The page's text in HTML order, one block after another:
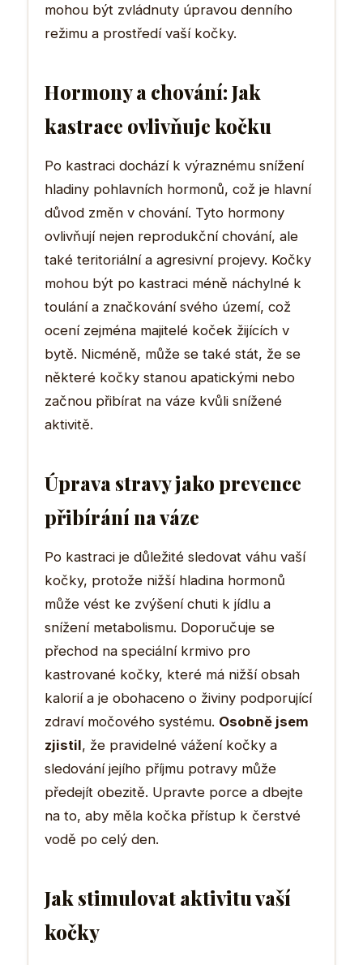
mohou být zvládnuty úpravou denního
režimu a prostředí vaší kočky.
Hormony a chování: Jak
kastrace ovlivňuje kočku
Po kastraci dochází k výraznému snížení
hladiny pohlavních hormonů, což je hlavní
důvod změn v chování. Tyto hormony
ovlivňují nejen reprodukční chování, ale
také teritoriální a agresivní projevy. Kočky
mohou být po kastraci méně náchylné k
toulání a značkování svého území, což
ocení zejména majitelé koček žijících v
bytě. Nicméně, může se také stát, že se
některé kočky stanou apatickými nebo
začnou přibírat na váze kvůli snížené
aktivitě.
Úprava stravy jako prevence
přibírání na váze
Po kastraci je důležité sledovat váhu vaší
kočky, protože nižší hladina hormonů
může vést ke zvýšení chuti k jídlu a
snížení metabolismu. Doporučuje se
přechod na speciální krmivo pro
kastrované kočky, které má nižší obsah
kalorií a je obohaceno o živiny podporující
zdraví močového systému. Osobně jsem
zjistil, že pravidelné vážení kočky a
sledování jejího příjmu potravy může
předejít obezitě. Upravte porce a dbejte
na to, aby měla kočka přístup k čerstvé
vodě po celý den.
Jak stimulovat aktivitu vaší
kočky